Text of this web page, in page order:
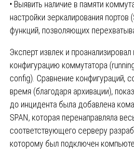
• Выявить наличие в памяти
настройки зеркалирования портов
функций, позволяющих
Эксперт извлек и
конфигурацию коммутатора
config). Сравнение конфигураций,
время (благодаря архивации),
до инцидента была добавлена
SPAN, которая перенаправляла
соответствующего серверу
которому был подключен